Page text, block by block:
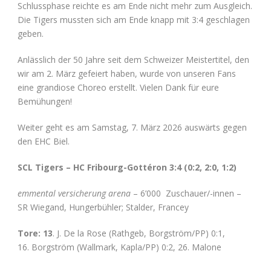
Schlussphase reichte es am Ende nicht mehr zum Ausgleich.
Die Tigers mussten sich am Ende knapp mit 3:4 geschlagen
geben.
Anlässlich der 50 Jahre seit dem Schweizer Meistertitel, den
wir am 2. März gefeiert haben, wurde von unseren Fans
eine grandiose Choreo erstellt. Vielen Dank für eure
Bemühungen!
Weiter geht es am Samstag, 7. März 2026 auswärts gegen
den EHC Biel.
SCL Tigers – HC Fribourg-Gottéron 3:4 (0:2, 2:0, 1:2)
emmental versicherung arena – 6’000 Zuschauer/-innen –
SR Wiegand, Hungerbühler; Stalder, Francey
Tore: 13. J. De la Rose (Rathgeb, Borgström/PP) 0:1,
16. Borgström (Wallmark, Kapla/PP) 0:2, 26. Malone